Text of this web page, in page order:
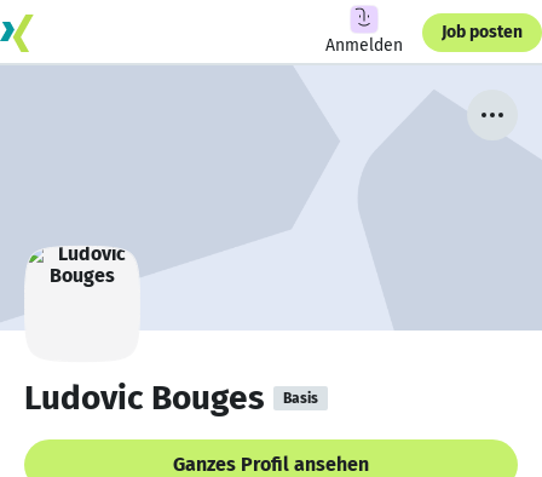
Anmelden
Job posten
Ludovic Bouges Basis
Ganzes Profil ansehen